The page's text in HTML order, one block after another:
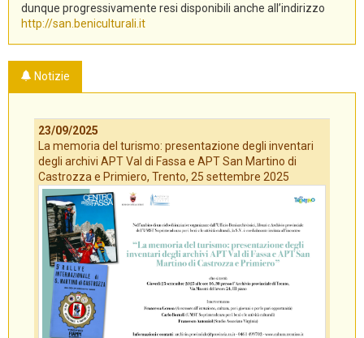
dunque progressivamente resi disponibili anche all’indirizzo
http://san.beniculturali.it
Notizie
23/09/2025
La memoria del turismo: presentazione degli inventari
degli archivi APT Val di Fassa e APT San Martino di
Castrozza e Primiero, Trento, 25 settembre 2025